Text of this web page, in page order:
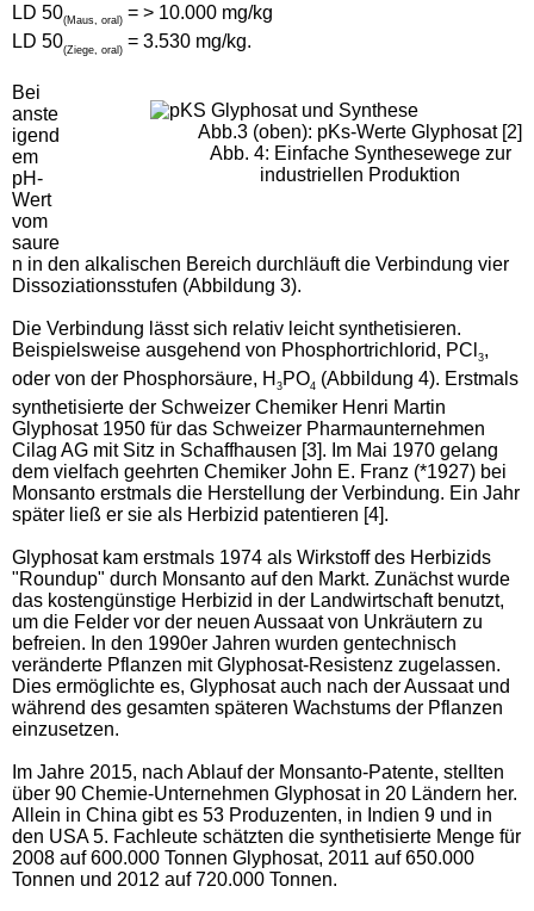
LD 50(Maus, oral) = > 10.000 mg/kg
LD 50(Ziege, oral) = 3.530 mg/kg.
Abb.3 (oben): pKs-Werte Glyphosat [2]
Abb. 4: Einfache Synthesewege zur
industriellen Produktion
Bei
anste
igend
em
pH-
Wert
vom
saure
n in den alkalischen Bereich durchläuft die Verbindung vier
Dissoziationsstufen (Abbildung 3).
Die Verbindung lässt sich relativ leicht synthetisieren.
Beispielsweise ausgehend von Phosphortrichlorid, PCl 3,
oder von der Phosphorsäure, H 3 PO4 (Abbildung 4). Erstmals
synthetisierte der Schweizer Chemiker Henri Martin
Glyphosat 1950 für das Schweizer Pharmaunternehmen
Cilag AG mit Sitz in Schaffhausen [3]. Im Mai 1970 gelang
dem vielfach geehrten Chemiker John E. Franz (*1927) bei
Monsanto erstmals die Herstellung der Verbindung. Ein Jahr
später ließ er sie als Herbizid patentieren [4].
Glyphosat kam erstmals 1974 als Wirkstoff des Herbizids
"Roundup" durch Monsanto auf den Markt. Zunächst wurde
das kostengünstige Herbizid in der Landwirtschaft benutzt,
um die Felder vor der neuen Aussaat von Unkräutern zu
befreien. In den 1990er Jahren wurden gentechnisch
veränderte Pflanzen mit Glyphosat-Resistenz zugelassen.
Dies ermöglichte es, Glyphosat auch nach der Aussaat und
während des gesamten späteren Wachstums der Pflanzen
einzusetzen.
Im Jahre 2015, nach Ablauf der Monsanto-Patente, stellten
über 90 Chemie-Unternehmen Glyphosat in 20 Ländern her.
Allein in China gibt es 53 Produzenten, in Indien 9 und in
den USA 5. Fachleute schätzten die synthetisierte Menge für
2008 auf 600.000 Tonnen Glyphosat, 2011 auf 650.000
Tonnen und 2012 auf 720.000 Tonnen.